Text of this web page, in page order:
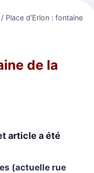
/ Place d’Erlon : fontaine
de la
article a été
(actuelle rue